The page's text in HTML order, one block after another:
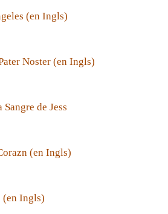
(en Ingls)
Noster (en Ingls)
de Jess
(en Ingls)
(en Ingls)